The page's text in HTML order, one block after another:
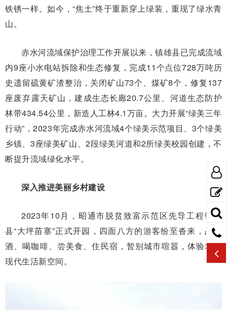
铁锈一样。如今，“焦土”终于重新穿上绿装，重现了绿水青
山。
赤水河流域保护治理工作开展以来，镇雄县已完成流域
内9座小水电站拆除和生态修复，完成11个点位728万吨历
史遗留硫黄矿渣整治，关闭矿山73个、煤矿8个，修复137
座废弃露天矿山，建成生态长廊20.7公里、河道生态防护
林带434.54公里，新造人工林4.1万亩。大力开展“绿美三年
行动”，2023年完成赤水河流域4个绿美示范项目、3个绿美
乡镇、3座绿美矿山、2段绿美河道和2所绿美校园创建，不
断提升流域绿化水平。
深入推进美丽乡村建设
2023年10月，昭通市脱贫致富示范区先导工程镇雄
县“大坪苗寨”正式开园，四面八方的游客纷至沓来，品美
酒、喝咖啡、尝美食、住民宿，暂别城市喧嚣，体验农村
现代生活新空间。